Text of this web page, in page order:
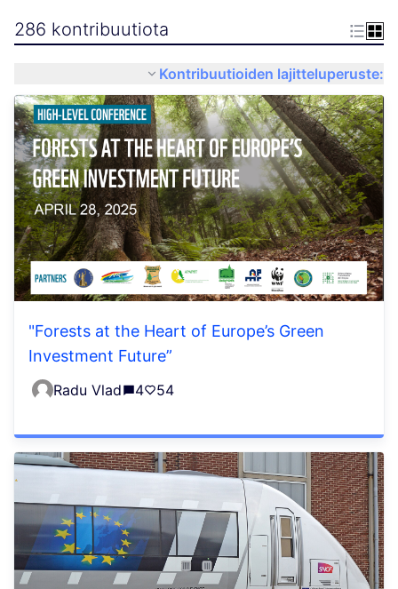
286 kontribuutiota
Kontribuutioiden lajitteluperuste:
"Forests at the Heart of Europe’s Green
Investment Future”
Radu Vlad 4 54